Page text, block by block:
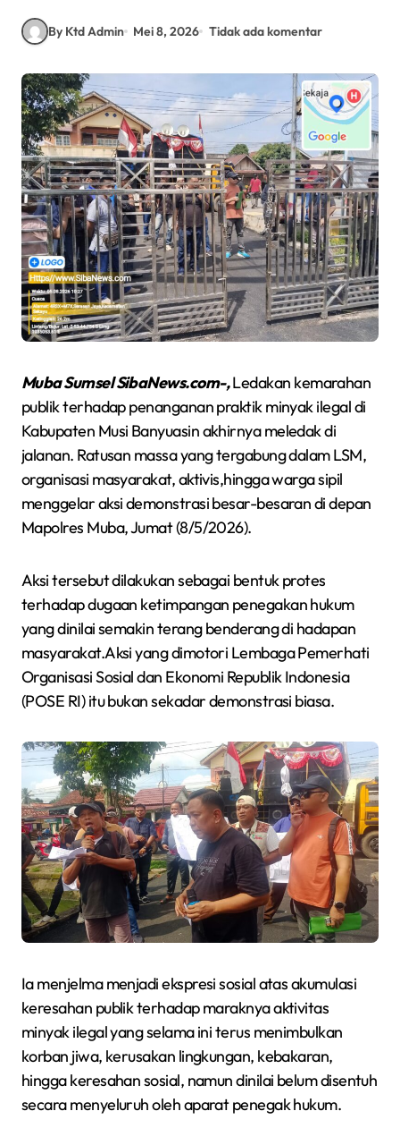
By Ktd Admin Mei 8, 2026 Tidak ada komentar
Muba Sumsel SibaNews.com-,Ledakan kemarahan
publik terhadap penanganan praktik minyak ilegal di
Kabupaten Musi Banyuasin akhirnya meledak di
jalanan. Ratusan massa yang tergabung dalam LSM,
organisasi masyarakat, aktivis,hingga warga sipil
menggelar aksi demonstrasi besar-besaran di depan
Mapolres Muba, Jumat (8/5/2026).
Aksi tersebut dilakukan sebagai bentuk protes
terhadap dugaan ketimpangan penegakan hukum
yang dinilai semakin terang benderang di hadapan
masyarakat.Aksi yang dimotori Lembaga Pemerhati
Organisasi Sosial dan Ekonomi Republik Indonesia
(POSE RI) itu bukan sekadar demonstrasi biasa.
Ia menjelma menjadi ekspresi sosial atas akumulasi
keresahan publik terhadap maraknya aktivitas
minyak ilegal yang selama ini terus menimbulkan
korban jiwa, kerusakan lingkungan, kebakaran,
hingga keresahan sosial, namun dinilai belum disentuh
secara menyeluruh oleh aparat penegak hukum.